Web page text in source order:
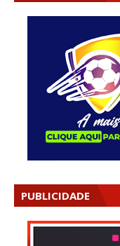
PUBLICIDADE